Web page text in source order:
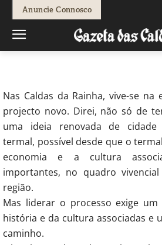
Anuncie Connosco
Redação - 11 de Agosto, 2017
Nas Caldas da Rainha, vive-se na
projecto novo. Direi, não só de
uma ideia renovada de cidade
termal, possível desde que o
economia e a cultura
importantes, no quadro
região.
Mas liderar o processo exige um
história e da cultura associadas e
caminho.